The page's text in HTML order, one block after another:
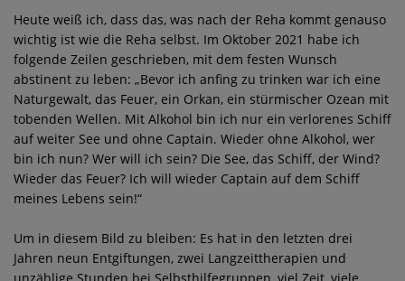
Heute weiß ich, dass das, was nach der Reha kommt genauso
wichtig ist wie die Reha selbst. Im Oktober 2021 habe ich
folgende Zeilen geschrieben, mit dem festen Wunsch
abstinent zu leben: „Bevor ich anfing zu trinken war ich eine
Naturgewalt, das Feuer, ein Orkan, ein stürmischer Ozean mit
tobenden Wellen. Mit Alkohol bin ich nur ein verlorenes Schiff
auf weiter See und ohne Captain. Wieder ohne Alkohol, wer
bin ich nun? Wer will ich sein? Die See, das Schiff, der Wind?
Wieder das Feuer? Ich will wieder Captain auf dem Schiff
meines Lebens sein!“
Um in diesem Bild zu bleiben: Es hat in den letzten drei
Jahren neun Entgiftungen, zwei Langzeittherapien und
unzählige Stunden bei Selbsthilfegruppen, viel Zeit, viele